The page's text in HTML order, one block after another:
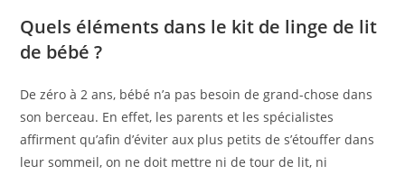
Quels éléments dans le kit de linge de lit
de bébé ?
De zéro à 2 ans, bébé n’a pas besoin de grand-chose dans
son berceau. En effet, les parents et les spécialistes
affirment qu’afin d’éviter aux plus petits de s’étouffer dans
leur sommeil, on ne doit mettre ni de tour de lit, ni